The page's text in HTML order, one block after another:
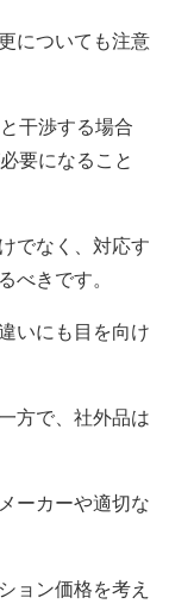
についても注意
干渉する場合
要になること
でなく、対応す
べきです。
いにも目を向け
方で、社外品は
ーカーや適切な
ョン価格を考え